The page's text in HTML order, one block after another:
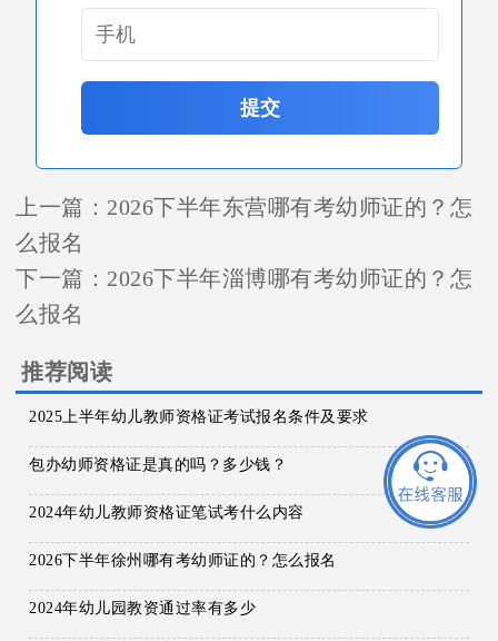
提交
上一篇： 2026下半年东营哪有考幼师证的？怎
么报名
下一篇： 2026下半年淄博哪有考幼师证的？怎
么报名
推荐阅读
2025上半年幼儿教师资格证考试报名条件及要求
包办幼师资格证是真的吗？多少钱？
2024年幼儿教师资格证笔试考什么内容
2026下半年徐州哪有考幼师证的？怎么报名
2024年幼儿园教资通过率有多少